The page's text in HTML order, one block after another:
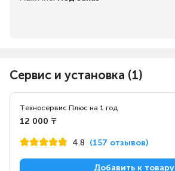
Сервис и установка (1)
Техносервис Плюс на 1 год
12 000 ₸
4.8 (157 отзывов)
Добавить к товару